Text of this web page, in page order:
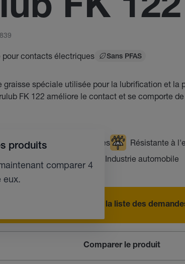
FK 122
pour contacts électriques Sans PFAS
graisse spéciale utilisée pour la lubrification et la
FK 122 améliore le contact et se comporte
Températures basses
Résistante à
Industrie automobile
Ajouter à la liste des
Comparer le produit
produits
comparer 4
eux.